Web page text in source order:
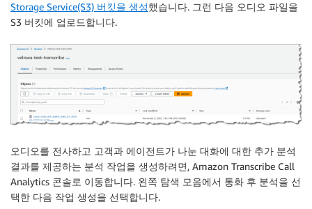
Storage Service(S3) 버킷을 생성했습니다. 그런 다음 오디오 파일을
S3 버킷에 업로드합니다.
오디오를 전사하고 고객과 에이전트가 나눈 대화에 대한 추가 분석
결과를 제공하는 분석 작업을 생성하려면, Amazon Transcribe Call
Analytics 콘솔로 이동합니다. 왼쪽 탐색 모음에서 통화 후 분석을 선
택한 다음 작업 생성을 선택합니다.